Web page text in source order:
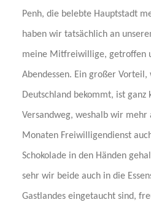
Penh, die belebte Hauptstadt
haben wir tatsächlich an
meine Mitfreiwillige, getroffen
Abendessen. Ein großer Vorteil,
Deutschland bekommt, ist ganz
Versandweg, weshalb wir mehr
Monaten Freiwilligendienst
Schokolade in den Händen
sehr wir beide auch in die
Gastlandes eingetaucht sind,